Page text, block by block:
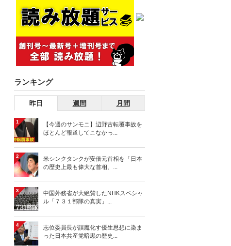
ランキング
昨日 週間 月間
1
【今週のサンモニ】辺野古転覆事故を
ほとんど報道してこなかっ...
2
米シンクタンクが安倍元首相を「日本
の歴史上最も偉大な首相、...
3
中国外務省が大絶賛したNHKスペシャ
ル「７３１部隊の真実」...
4
志位委員長が誤魔化す優生思想に染ま
った日本共産党暗黒の歴史...